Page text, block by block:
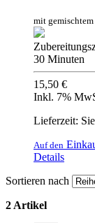
mit
30 Minuten
15,50 €
Inkl. 7%
Lieferzeit:
Auf den
Details
Sortieren nach
2 Artikel